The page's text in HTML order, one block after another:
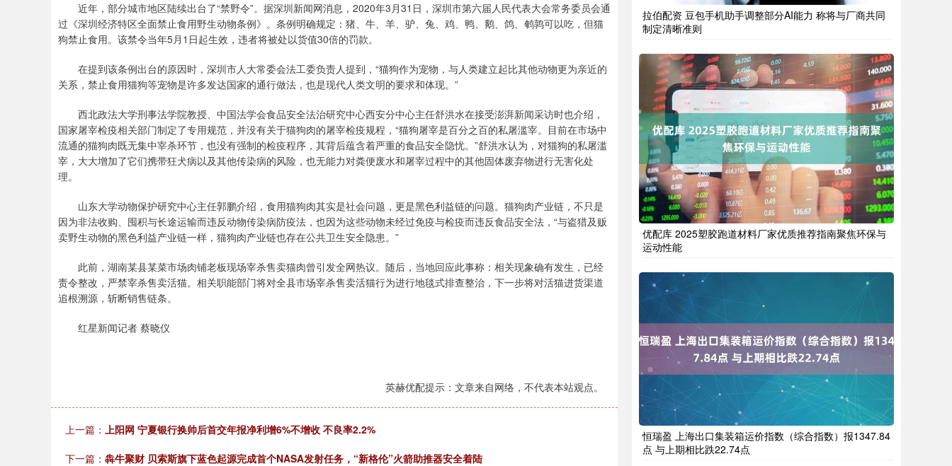
近年，部分城市地区陆续出台了“禁野令”。据深圳新闻网消息，2020年3月31日，深圳市第六届人民代表大会常务委员会通
过《深圳经济特区全面禁止食用野生动物条例》。条例明确规定：猪、牛、羊、驴、兔、鸡、鸭、鹅、鸽、鹌鹑可以吃，但猫
狗禁止食用。该禁令当年5月1日起生效，违者将被处以货值30倍的罚款。
在提到该条例出台的原因时，深圳市人大常委会法工委负责人提到，“猫狗作为宠物，与人类建立起比其他动物更为亲近的
关系，禁止食用猫狗等宠物是许多发达国家的通行做法，也是现代人类文明的要求和体现。”
西北政法大学刑事法学院教授、中国法学会食品安全法治研究中心西安分中心主任舒洪水在接受澎湃新闻采访时也介绍，
国家屠宰检疫相关部门制定了专用规范，并没有关于猫狗肉的屠宰检疫规程，“猫狗屠宰是百分之百的私屠滥宰。目前在市场中
流通的猫狗肉既无集中宰杀环节，也没有强制的检疫程序，其背后蕴含着严重的食品安全隐忧。”舒洪水认为，对猫狗的私屠滥
宰，大大增加了它们携带狂犬病以及其他传染病的风险，也无能力对粪便废水和屠宰过程中的其他固体废弃物进行无害化处
理。
山东大学动物保护研究中心主任郭鹏介绍，食用猫狗肉其实是社会问题，更是黑色利益链的问题。猫狗肉产业链，不只是
因为非法收购、囤积与长途运输而违反动物传染病防疫法，也因为这些动物未经过免疫与检疫而违反食品安全法，“与盗猎及贩
卖野生动物的黑色利益产业链一样，猫狗肉产业链也存在公共卫生安全隐患。”
此前，湖南某县某菜市场肉铺老板现场宰杀售卖猫肉曾引发全网热议。随后，当地回应此事称：相关现象确有发生，已经
责令整改，严禁宰杀售卖活猫。相关职能部门将对全县市场宰杀售卖活猫行为进行地毯式排查整治，下一步将对活猫进货渠道
追根溯源，斩断销售链条。
红星新闻记者 蔡晓仪
英赫优配提示：文章来自网络，不代表本站观点。
上一篇： 上阳网 宁夏银行换帅后首交年报净利增6%不增收 不良率2.2%
下一篇： 犇牛聚财 贝索斯旗下蓝色起源完成首个NASA发射任务，“新格伦”火箭助推器安全着陆
拉伯配资 豆包手机助手调整部分AI能力 称将与厂商共同
制定清晰准则
优配库 2025塑胶跑道材料厂家优质推荐指南聚焦环保与
运动性能
恒瑞盈 上海出口集装箱运价指数（综合指数）报1347.84
点 与上期相比跌22.74点